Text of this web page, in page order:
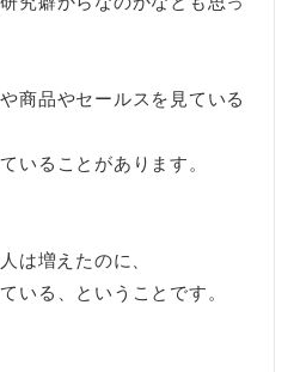
商品やセールスを見ている
いることがあります。
は増えたのに、
いる、ということです。